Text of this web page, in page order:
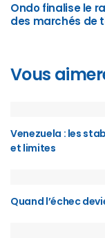
Ondo finalise le
des marchés de
Vous
Venezuela : les
et limites
Quand l’échec